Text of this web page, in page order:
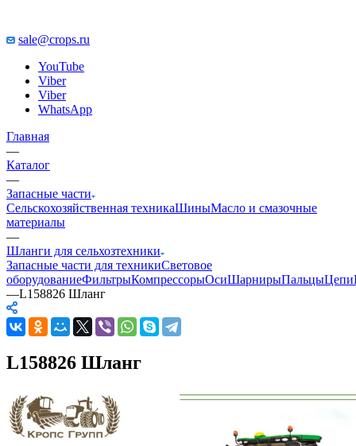
sale@crops.ru
YouTube
Viber
Viber
WhatsApp
Главная
—
Каталог
—
Запасные части
Сельскохозяйственная техникаШиныМасло и смазочные
материалы
—
Шланги для сельхозтехники
Запасные части для техникиСветовое
оборудованиеФильтрыКомпрессорыОсиШарнирыПальцыЦепи
—L158826 Шланг
L158826 Шланг